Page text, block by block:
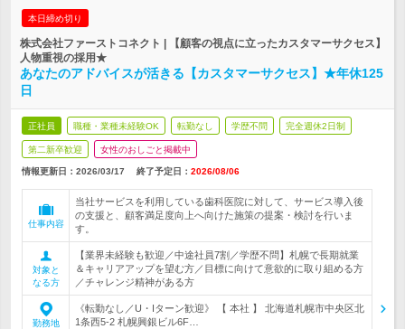
本日締め切り
株式会社ファーストコネクト | 【顧客の視点に立ったカスタマーサクセス】
人物重視の採用★
あなたのアドバイスが活きる【カスタマーサクセス】★年休125
日
正社員 職種・業種未経験OK 転勤なし 学歴不問 完全週休2日制
第二新卒歓迎 女性のおしごと掲載中
情報更新日：2026/03/17 終了予定日： 2026/08/06
仕事内容
当社サービスを利用している歯科医院に対して、サービス導入後
の支援と、顧客満足度向上へ向けた施策の提案・検討を行いま
す。
対象と
なる方
【業界未経験も歓迎／中途社員7割／学歴不問】札幌で長期就業
＆キャリアアップを望む方／目標に向けて意欲的に取り組める方
／チャレンジ精神がある方
勤務地
《転勤なし／U・Iターン歓迎》 【 本社 】 北海道札幌市中央区北
1条西5-2 札幌興銀ビル6F…